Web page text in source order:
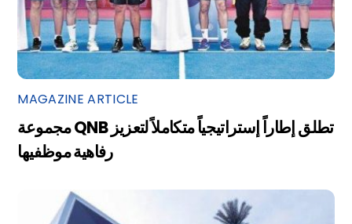
MAGAZINE ARTICLE
مجموعة QNB تطلق إطاراً إستراتيجياً متكاملاً لتعزيز
رفاهية موظفيها